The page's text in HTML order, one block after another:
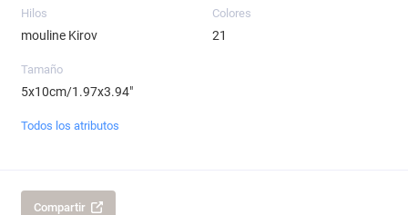
Hilos
mouline Kirov
Colores
21
Tamaño
5x10cm/1.97x3.94"
Todos los atributos
Compartir